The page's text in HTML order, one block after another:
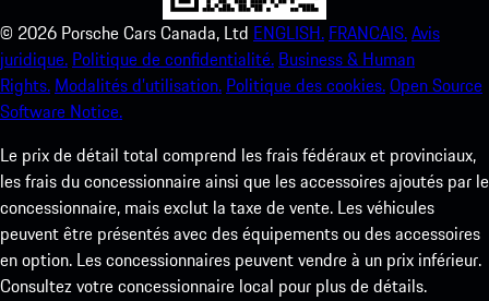
© 2026 Porsche Cars Canada, Ltd ENGLISH. FRANCAIS.Avis
juridique. Politique de confidentialité. Business & Human
Rights. Modalités d’utilisation. Politique des cookies.Open Source
Software Notice.
Le prix de détail total comprend les frais fédéraux et provinciaux,
les frais du concessionnaire ainsi que les accessoires ajoutés par le
concessionnaire, mais exclut la taxe de vente. Les véhicules
peuvent être présentés avec des équipements ou des accessoires
en option. Les concessionnaires peuvent vendre à un prix inférieur.
Consultez votre concessionnaire local pour plus de détails.